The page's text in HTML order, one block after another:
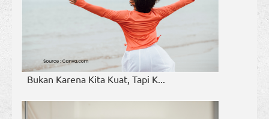
Bukan Karena Kita Kuat, Tapi K...